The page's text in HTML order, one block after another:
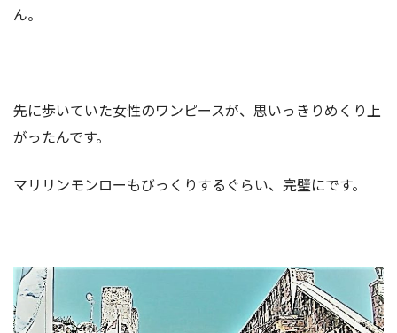
ん。
先に歩いていた女性のワンピースが、思いっきりめくり上
がったんです。
マリリンモンローもびっくりするぐらい、完璧にです。